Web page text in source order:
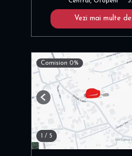
Vezi mai multe
Comision 0%
1 / 5
Previous